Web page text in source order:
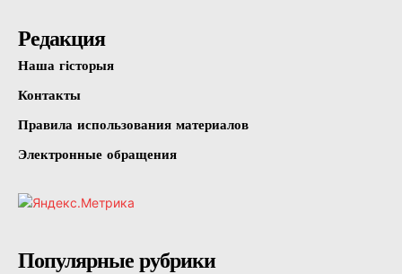
Редакция
Наша гісторыя
Контакты
Правила использования материалов
Электронные обращения
Популярные рубрики